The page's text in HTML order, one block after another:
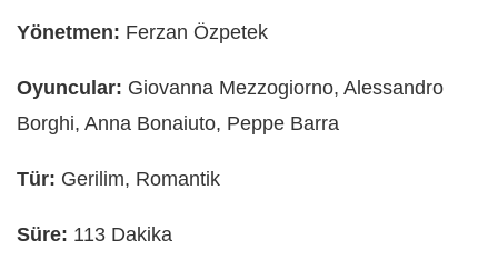
Yönetmen: Ferzan Özpetek
Oyuncular: Giovanna Mezzogiorno, Alessandro
Borghi, Anna Bonaiuto, Peppe Barra
Tür: Gerilim, Romantik
Süre: 113 Dakika